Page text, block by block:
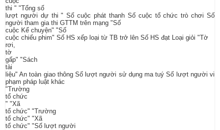
thi " "Tổng số
lượt người dự thi " Số cuộc phát thanh Số cuộc tổ chức trò chơi Số
người tham gia thi GTTM trên mạng "Số
cuộc Kể chuyện" "Số
cuộc chiếu phim" Số HS xếp loại từ TB trở lên Số HS đạt Loại giỏi "Tờ
rơi,
tờ
gấp" "Sách
tài
liệu" An toàn giao thông Số lượt người sử dụng ma tuý Số lượt người vi
phạm pháp luật khác
"Trường
tổ chức
" "Xã
tổ chức" "Trường
tổ chức" "Xã
tổ chức" "Số lượt người